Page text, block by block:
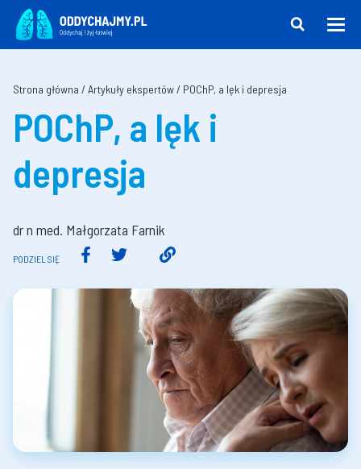
Strona główna / Artykuły ekspertów/ POChP, a lęk i depresja
POChP, a lęk i
depresja
dr n med. Małgorzata Farnik
PODZIEL SIĘ